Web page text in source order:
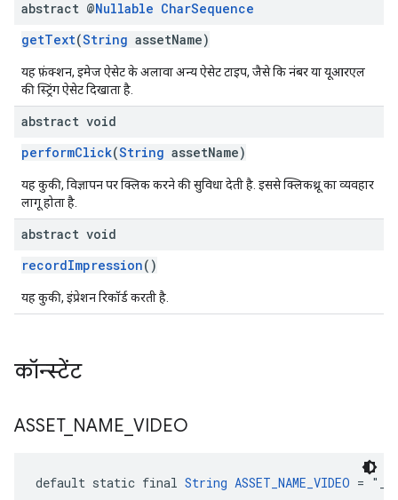
abstract @Nullable CharSequence
getText(String assetName)
यह फ़ंक्शन, इमेज ऐसेट के अलावा अन्य ऐसेट टाइप, जैसे कि नंबर या यूआरएल
की स्ट्रिंग ऐसेट दिखाता है.
abstract void
performClick(String assetName)
यह कुकी, विज्ञापन पर क्लिक करने की सुविधा देती है. इससे क्लिकथ्रू का व्यवहार
लागू होता है.
abstract void
recordImpression()
यह कुकी, इंप्रेशन रिकॉर्ड करती है.
कॉन्स्टेंट
ASSET_ NAME VIDEO
default static final String ASSET_NAME_VIDEO =